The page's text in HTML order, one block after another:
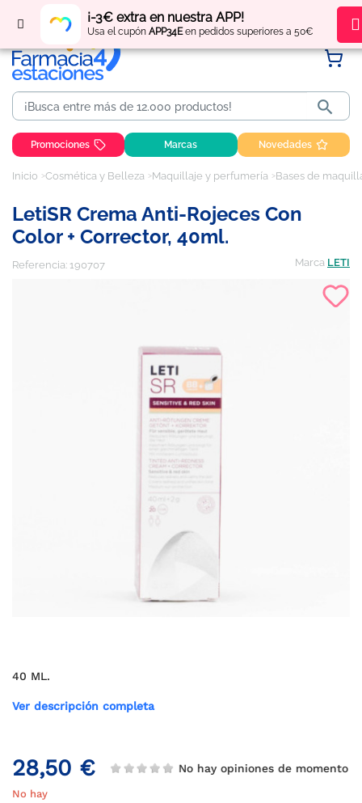
¡-3€ extra en nuestra APP!
Usa el cupón APP34Een pedidos superiores a 50€
Regístratey obtén puntos por tus compras

Promociones Marcas Novedades
Inicio Cosmética y Belleza Maquillaje y perfumería Bases de
LetiSR Crema Anti-Rojeces Con
Color + Corrector, 40ml.
Referencia: 190707 Marca LETI
40 ML.
Ver descripción completa
28,50 € No hay opiniones de momento
No hay